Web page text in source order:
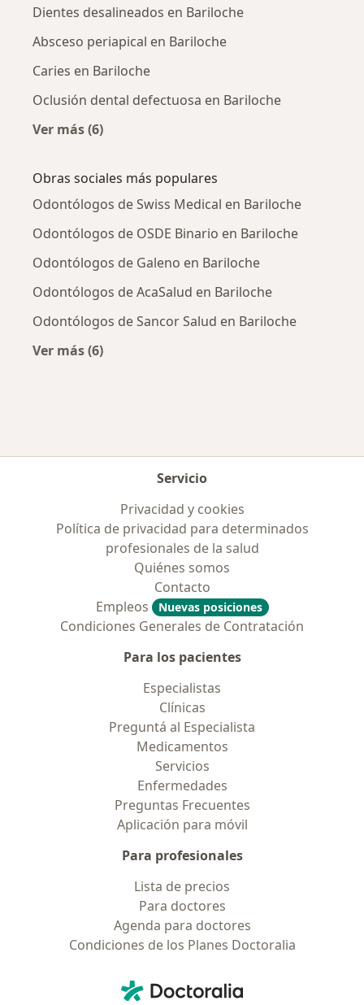
Dientes desalineados en Bariloche
Absceso periapical en Bariloche
Caries en Bariloche
Oclusión dental defectuosa en Bariloche
Ver más (6)
Obras sociales más populares
Odontólogos de Swiss Medical en Bariloche
Odontólogos de OSDE Binario en Bariloche
Odontólogos de Galeno en Bariloche
Odontólogos de AcaSalud en Bariloche
Odontólogos de Sancor Salud en Bariloche
Ver más (6)
Servicio
Privacidad y cookies
Política de privacidad para determinados
profesionales de la salud
Quiénes somos
Contacto
Empleos
Nuevas posiciones
Condiciones Generales de Contratación
Para los pacientes
Especialistas
Clínicas
Preguntá al Especialista
Medicamentos
Servicios
Enfermedades
Preguntas Frecuentes
Aplicación para móvil
Para profesionales
Lista de precios
Para doctores
Agenda para doctores
Condiciones de los Planes Doctoralia
Doctoralia - Página de inicio